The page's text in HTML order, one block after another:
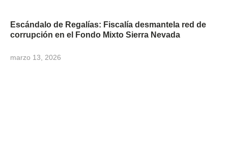
Escándalo de Regalías: Fiscalía desmantela red de
corrupción en el Fondo Mixto Sierra Nevada
marzo 13, 2026